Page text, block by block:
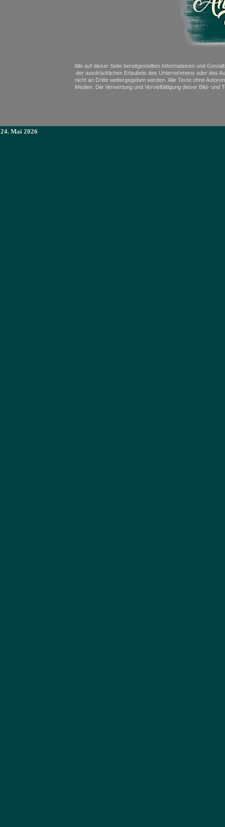
Alle auf dieser Seite bereitgestellten Informationen und
der ausdrücklichen Erlaubnis des Unternehmens oder des
nicht an Dritte weitergegeben werden. Alle Texte ohne
Medien. Die Verwertung und Vervielfältigung dieser Bild-
24. Mai 2026